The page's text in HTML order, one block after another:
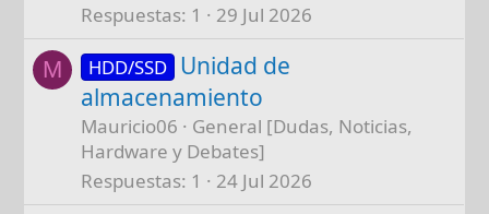
Respuestas 1 29 Jul 2026
M HDD/SSD Unidad de
almacenamiento
Mauricio06
General [Dudas, Noticias,
Hardware y Debates]
Respuestas 1 24 Jul 2026